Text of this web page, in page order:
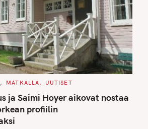
MATKALLA UUTISET
ja Saimi Hoyer aikovat nostaa
profiilin